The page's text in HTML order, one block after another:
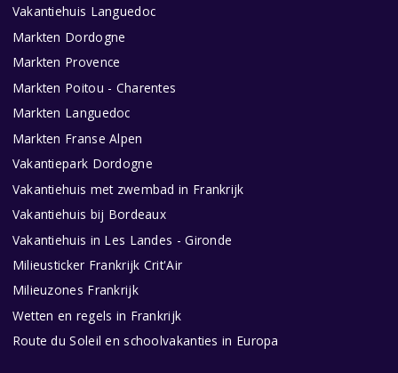
Vakantiehuis Languedoc
Markten Dordogne
Markten Provence
Markten Poitou - Charentes
Markten Languedoc
Markten Franse Alpen
Vakantiepark Dordogne
Vakantiehuis met zwembad in Frankrijk
Vakantiehuis bij Bordeaux
Vakantiehuis in Les Landes - Gironde
Milieusticker Frankrijk Crit'Air
Milieuzones Frankrijk
Wetten en regels in Frankrijk
Route du Soleil en schoolvakanties in Europa